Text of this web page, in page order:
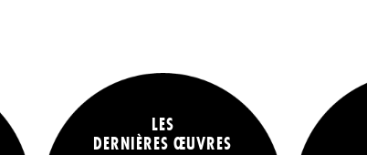
LES
DERNIÈRES ŒUVRES